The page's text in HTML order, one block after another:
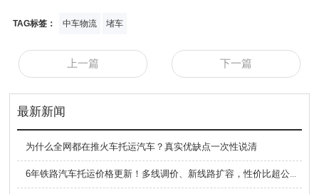
TAG标签： 中车物流 堵车
上一篇 下一篇
最新新闻
为什么全网都在推火车托运汽车？真实优缺点一次性说清
6年铁路汽车托运价格更新！多线调价、新线路扩容，性价比超公路大板车